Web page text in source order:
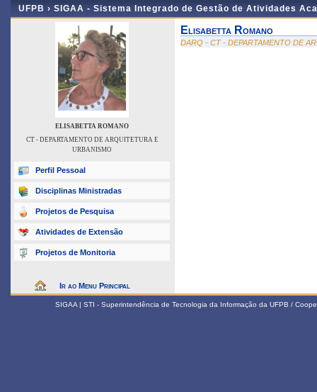
UFPB › SIGAA - Sistema Integrado de Gestão de Atividades
ELISABETTA ROMANO
CT - DEPARTAMENTO DE ARQUITETURA E
URBANISMO
Perfil Pessoal
Disciplinas Ministradas
Projetos de Pesquisa
Atividades de Extensão
Projetos de Monitoria
Ir ao Menu Principal
Elisabetta Romano
DARQ - CT - DEPARTAMENTO DE
SIGAA | STI - Superintendência de Tecnologia da Informação da UFPB /